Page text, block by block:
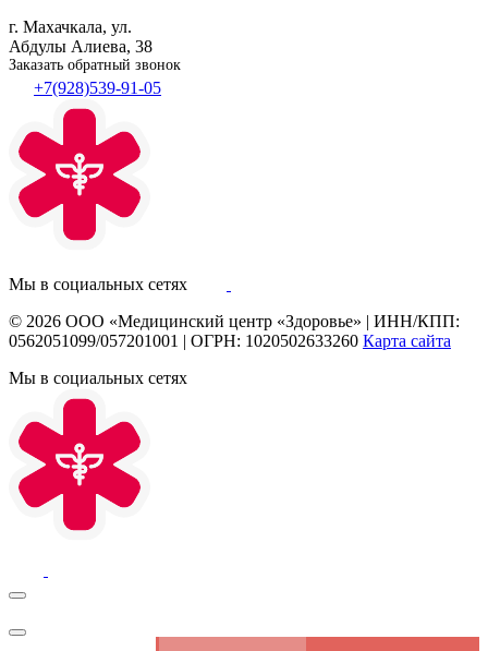
г. Махачкала, ул.
Абдулы Алиева, 38
Заказать обратный звонок
+7(928)539-91-05
Мы в социальных сетях
© 2026 ООО «Медицинский центр «Здоровье» | ИНН/КПП:
0562051099/057201001 | ОГРН: 1020502633260 Карта сайта
Мы в социальных сетях